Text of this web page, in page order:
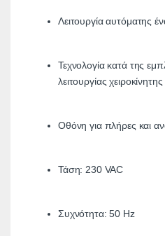
Λειτουργία αυτόματης
Τεχνολογία κατά της
λειτουργίας
Οθόνη για πλήρες και
Τάση: 230 VAC
Συχνότητα: 50 Hz